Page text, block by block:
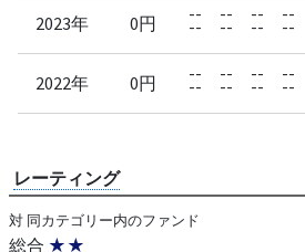
2023年 0円 --
--
--
--
--
--
--
--
2022年 0円 --
--
--
--
--
--
--
--
レーティング
対 同カテゴリー内のファンド
総合 ★★